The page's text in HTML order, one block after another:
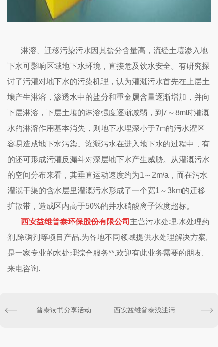
淋溶、迁移污染污水因其盐分含量高，流经土壤渗入地
下水可影响区域地下水环境，直接危及饮水安全。有研究探
讨了污灌对地下水的污染机理，认为灌溉污水首先在上层土
壤产生淋溶，渗透水中的盐分和重金属含量逐渐增加，并向
下层淋溶，下层土壤的淋溶强度逐渐减弱，到7～8m时灌溉
水的淋溶作用基本消失，则地下水埋深小于7m的污水灌区
容易造成地下水污染。灌溉污水在进入地下水的过程中，有
的还可形成污灌反漏斗对深层地下水产生威胁。从灌溉污水
的空间分布来看，其垂直运动速度约为1～2m/a，而在污水
灌溉干渠的含水层里灌溉污水形成了一个宽1～3km的迁移
扩散带，造成区内高于50%的井水硝酸离子浓度超标。
西安益维普泰环保股份有限公司 主营污水处理,水处理药
剂,除磷剂等项目产品.为各地不同领域提供水处理解决方案,
是一家专业的水处理综合服务**.欢迎有此业务需要的朋友,
来电咨询.
普泰读书分享活动